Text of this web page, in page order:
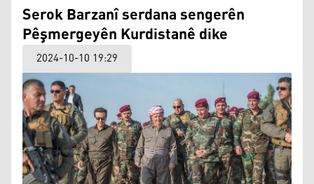
Serok Barzanî serdana sengerên
Pêşmergeyên Kurdistanê dike
2024-10-10 19:29